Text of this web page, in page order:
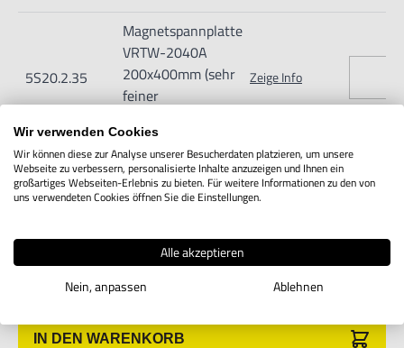
5S20.2.35
Magnetspannplatte
VRTW-2040A
200x400mm (sehr
feiner
Zeige Info
5S20.2.36
Magnetspannplatte
VRTW-2045A
200x450mm (sehr
Polverteilung)
Zeige Info
IN DEN WARENKORB
Wir verwenden Cookies
Wir können diese zur Analyse unserer Besucherdaten platzieren, um unsere
Webseite zu verbessern, personalisierte Inhalte anzuzeigen und Ihnen ein
großartiges Webseiten-Erlebnis zu bieten. Für weitere Informationen zu den von
uns verwendeten Cookies öffnen Sie die Einstellungen.
Alle akzeptieren
Nein, anpassen
Ablehnen